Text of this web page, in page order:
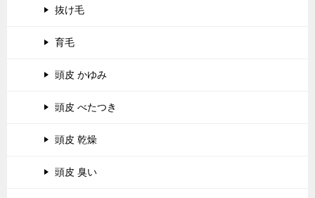
抜け毛
育毛
頭皮 かゆみ
頭皮 べたつき
頭皮 乾燥
頭皮 臭い